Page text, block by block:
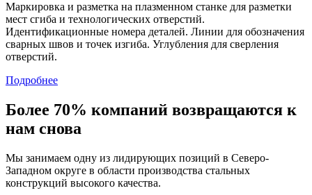
Маркировка и разметка на плазменном станке для разметки
мест сгиба и технологических отверстий.
Идентификационные номера деталей. Линии для обозначения
сварных швов и точек изгиба. Углубления для сверления
отверстий.
Подробнее
Более 70% компаний возвращаются к
нам снова
Мы занимаем одну из лидирующих позиций в Северо-
Западном округе в области производства стальных
конструкций высокого качества.